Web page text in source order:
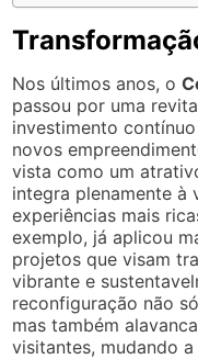
Nos últimos anos, o
passou por uma
investimento
novos
vista como um
integra plenamente à
experiências mais
exemplo, já aplicou
projetos que visam
vibrante e
reconfiguração não
mas também
visitantes, mudando